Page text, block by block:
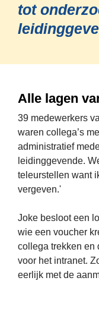
tot
Alle lagen
39 medewerkers
waren collega’s
administratief
leidinggevende.
teleurstellen want
vergeven.'
Joke besloot een
wie een voucher
collega trekken en
voor het intranet.
eerlijk met de